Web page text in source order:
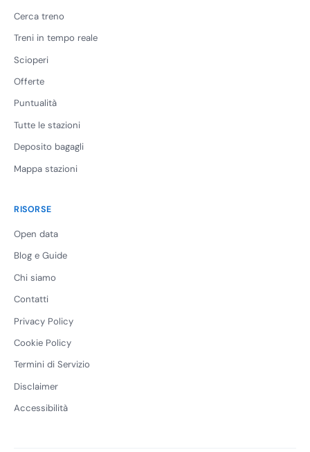
Cerca treno
Treni in tempo reale
Scioperi
Offerte
Puntualità
Tutte le stazioni
Deposito bagagli
Mappa stazioni
RISORSE
Open data
Blog e Guide
Chi siamo
Contatti
Privacy Policy
Cookie Policy
Termini di Servizio
Disclaimer
Accessibilità